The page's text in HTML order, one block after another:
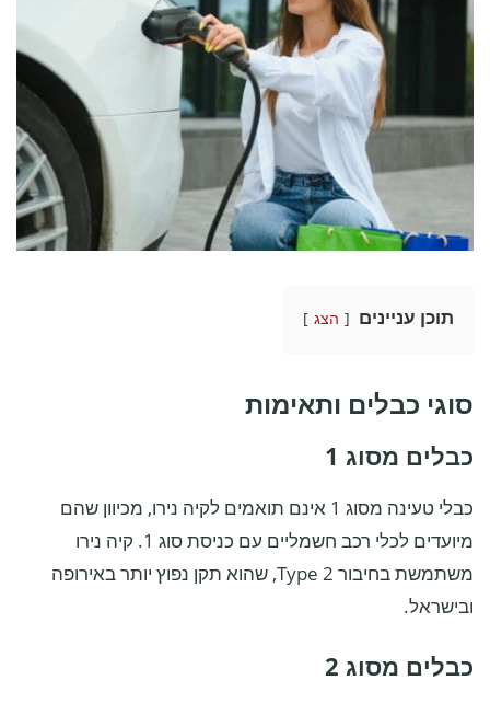
תוכן עניינים הצג
סוגי כבלים ותאימות
כבלים מסוג 1
כבלי טעינה מסוג 1 אינם תואמים לקיה נירו, מכיוון שהם
מיועדים לכלי רכב חשמליים עם כניסת סוג 1. קיה נירו
משתמשת בחיבור Type 2, שהוא תקן נפוץ יותר באירופה
ובישראל.
כבלים מסוג 2